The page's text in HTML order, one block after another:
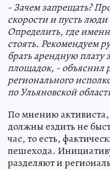
- Зачем запрещать?
скорости и пусть
Определить, где
стоять. Рекомендуем
брать арендную плату
площадок, - объяснил
регионального
по Ульяновской
По мнению
должны ездить не
час, то есть,
пешехода.
разделяют и